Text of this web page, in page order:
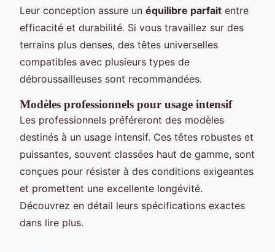
Leur conception assure un équilibre parfait entre
efficacité et durabilité. Si vous travaillez sur des
terrains plus denses, des têtes universelles
compatibles avec plusieurs types de
débroussailleuses sont recommandées.
Modèles professionnels pour usage intensif
Les professionnels préféreront des modèles
destinés à un usage intensif. Ces têtes robustes et
puissantes, souvent classées haut de gamme, sont
conçues pour résister à des conditions exigeantes
et promettent une excellente longévité.
Découvrez en détail leurs spécifications exactes
dans lire plus.